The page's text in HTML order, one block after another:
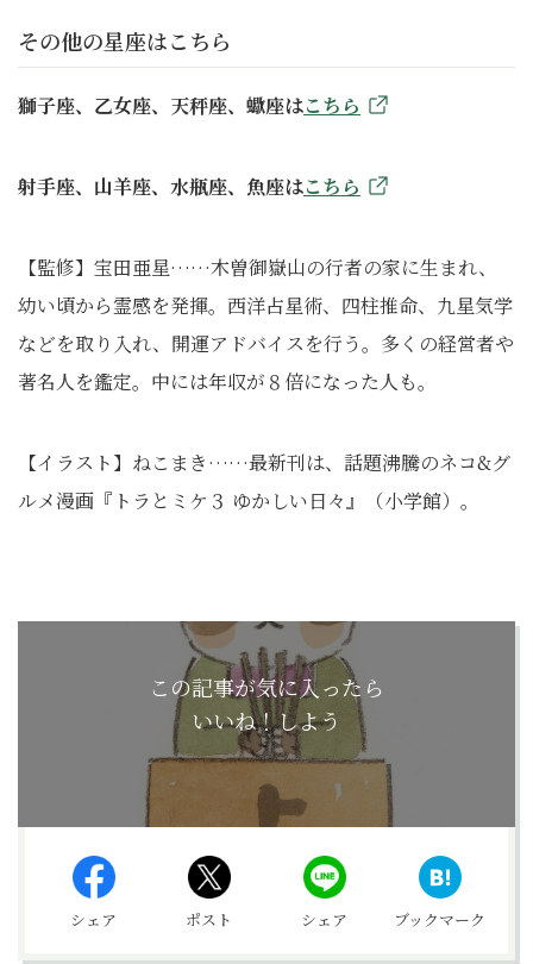
その他の星座はこちら
獅子座、乙女座、天秤座、蠍座はこちら
射手座、山羊座、水瓶座、魚座はこちら
【監修】宝田亜星……木曽御嶽山の行者の家に生まれ、
幼い頃から霊感を発揮。西洋占星術、四柱推命、九星気学
などを取り入れ、開運アドバイスを行う。多くの経営者や
著名人を鑑定。中には年収が８倍になった人も。
【イラスト】ねこまき……最新刊は、話題沸騰のネコ&グ
ルメ漫画『トラとミケ３ ゆかしい日々』（小学館）。
この記事が気に入ったら
いいね！しよう
シェア ポスト シェア ブックマーク